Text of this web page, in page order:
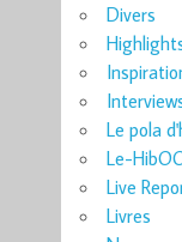
Divers
Le pola
Le-
Live
Livres